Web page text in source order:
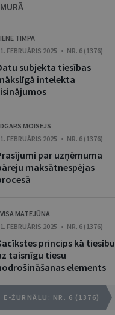
TIMPA
FEBRUĀRIS 2025 • NR. 6 (1376)
subjekta tiesības
intelekta
MOISEJS
FEBRUĀRIS 2025 • NR. 6 (1376)
par uzņēmuma
maksātnespējas
MATEJŪNA
FEBRUĀRIS 2025 • NR. 6 (1376)
princips kā tiesību
taisnīgu tiesu
elements
E-ŽURNĀLU: NR. 6 (1376)